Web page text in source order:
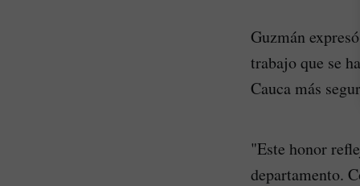
Guzmán
trabajo que se
Cauca más
"Este honor
departamento.